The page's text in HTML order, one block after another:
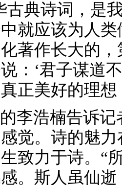
古典诗词，
中就应该为人
著作长大的
：‘君子谋道
正美好的理
李浩楠告诉
觉。诗的魅
致力于诗。“
。斯人虽仙